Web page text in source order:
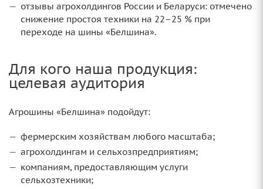
отзывы агрохолдингов России и Беларуси: отмечено
снижение простоя техники на 22–25 % при
переходе на шины «Белшина».
Для кого наша продукция:
целевая аудитория
Агрошины «Белшина» подойдут:
фермерским хозяйствам любого масштаба;
агрохолдингам и сельхозпредприятиям;
компаниям, предоставляющим услуги
сельхозтехники;